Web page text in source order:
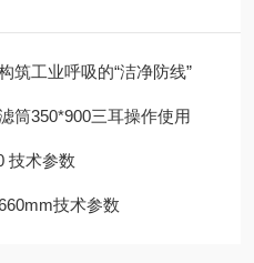
工业呼吸的“洁净防线”
筒350*900三耳操作使用
技术参数
技术参数